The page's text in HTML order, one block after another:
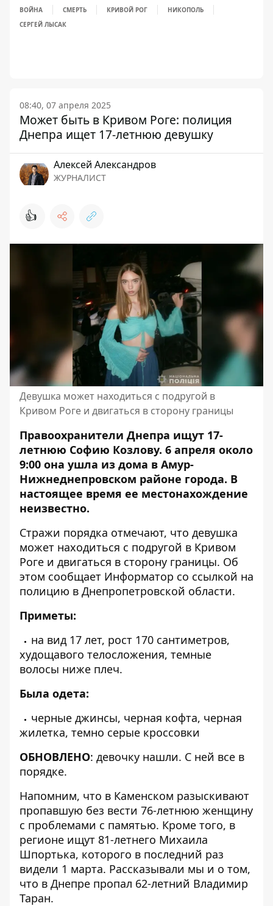
ВОЙНА СМЕРТЬ КРИВОЙ РОГ
НИКОПОЛЬ
СЕРГЕЙ ЛЫСАК
08:40, 07 апреля 2025
Может быть в Кривом Роге: полиция
Днепра ищет 17-летнюю девушку
Алексей Александров
ЖУРНАЛИСТ
👍
Девушка может находиться с подругой в
Кривом Роге и двигаться в сторону границы
Правоохранители Днепра ищут 17-
летнюю Софию Козлову. 6 апреля около
9:00 она ушла из дома в Амур-
Нижнеднепровском районе города. В
настоящее время ее местонахождение
неизвестно.
Стражи порядка отмечают, что девушка
может находиться с подругой в Кривом
Роге и двигаться в сторону границы. Об
этом сообщает Информатор со ссылкой на
полицию в Днепропетровской области.
Приметы:
на вид 17 лет, рост 170 сантиметров,
худощавого телосложения, темные
волосы ниже плеч.
Была одета:
черные джинсы, черная кофта, черная
жилетка, темно серые кроссовки
ОБНОВЛЕНО: девочку нашли. С ней все в
порядке.
Напомним, что в Каменском разыскивают
пропавшую без вести 76-летнюю женщину
с проблемами с памятью. Кроме того, в
регионе ищут 81-летнего Михаила
Шпортька, которого в последний раз
видели 1 марта. Рассказывали мы и о том,
что в Днепре пропал 62-летний Владимир
Таран.